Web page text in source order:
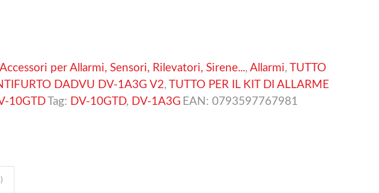
Accessori per Allarmi, Sensori, Rilevatori, Sirene..., Allarmi, TUTTO
DADVU DV-1A3G V2, TUTTO PER IL KIT DI ALLARME
10GTDTag: DV-10GTD, DV-1A3G EAN: 0793597767981